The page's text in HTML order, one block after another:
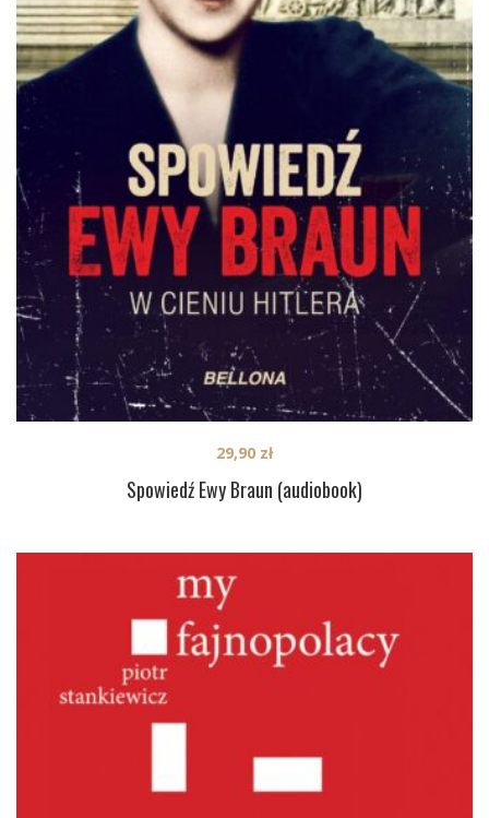
Spowiedź Ewy Braun (audiobook)
29,90 zł